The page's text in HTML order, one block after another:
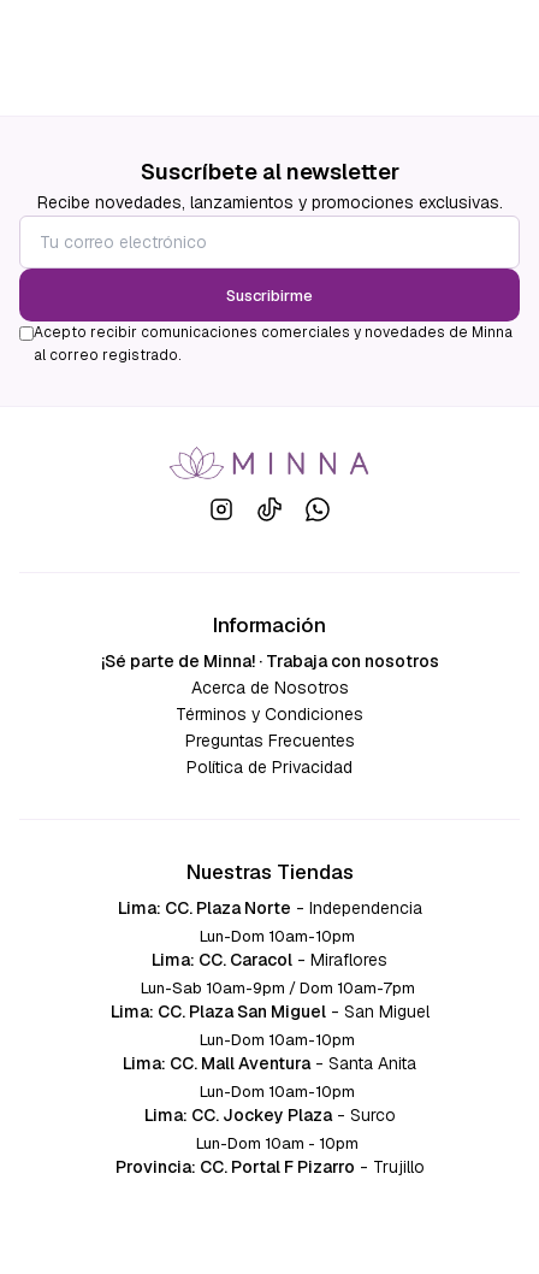
Suscríbete al newsletter
Recibe novedades, lanzamientos y promociones exclusivas.
Suscribirme
Acepto recibir comunicaciones comerciales y novedades de Minna
al correo registrado.
Información
¡Sé parte de Minna! · Trabaja con nosotros
Acerca de Nosotros
Términos y Condiciones
Preguntas Frecuentes
Política de Privacidad
Nuestras Tiendas
Lima: CC. Plaza Norte - Independencia
Lun-Dom 10am-10pm
Lima: CC. Caracol - Miraflores
Lun-Sab 10am-9pm / Dom 10am-7pm
Lima: CC. Plaza San Miguel - San Miguel
Lun-Dom 10am-10pm
Lima: CC. Mall Aventura - Santa Anita
Lun-Dom 10am-10pm
Lima: CC. Jockey Plaza - Surco
Lun-Dom 10am - 10pm
Provincia: CC. Portal F Pizarro - Trujillo